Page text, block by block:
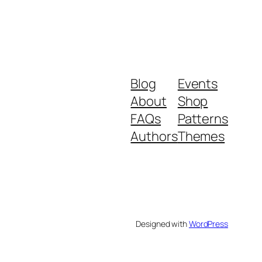
Blog
About
FAQs
Authors
Events
Shop
Patterns
Themes
Designed withWordPress